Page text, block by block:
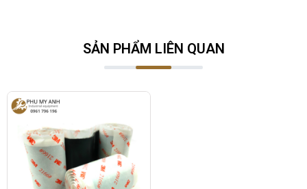
SẢN PHẨM LIÊN QUAN